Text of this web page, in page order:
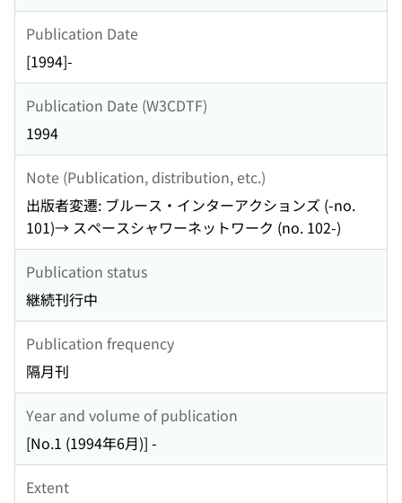
Publication Date
[1994]-
Publication Date (W3CDTF)
1994
Note (Publication, distribution, etc.)
出版者変遷: ブルース・インターアクションズ (-no.
101)→ スペースシャワーネットワーク (no. 102-)
Publication status
継続刊行中
Publication frequency
隔月刊
Year and volume of publication
[No.1 (1994年6月)] -
Extent